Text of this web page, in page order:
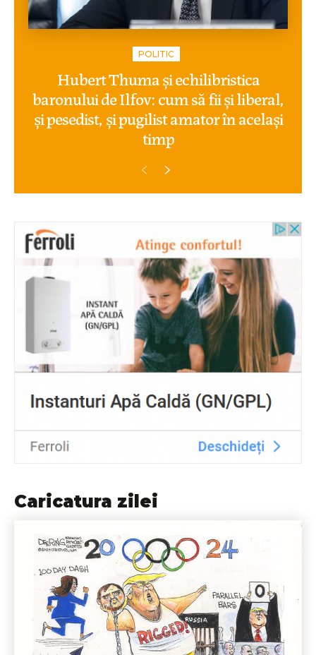
POLITIC
Hubert Thuma și echilibristica
baronului de Ilfov: cum să fii și liberal,
și pesedist, și pugilist amator în același
timp
Caricatura zilei